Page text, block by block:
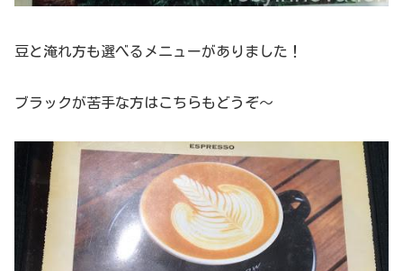
豆と淹れ方も選べるメニューがありました！
ブラックが苦手な方はこちらもどうぞ～